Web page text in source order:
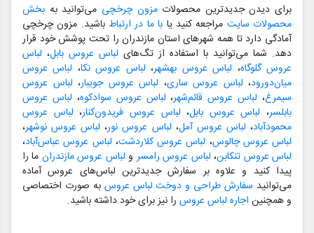
برای دیدن جدیدترین محصولاتمزون چرخچی می‌توانید به بخش
محصولات سایت مراجعه کنید یا با ما در ارتباط باشید. مزون چرخچی
آمادگی دارد تا همه شهرهای استان مازندران را تحت پوشش خود قرار
دهد. شما می‌توانید با استفاده از تگ‌های لباس عروس بابل، لباس
عروس گلوگاه، لباس عروس بهشهر، لباس عروس نکا، لباس عروس
میان‌دورود، لباس عروس ساری، لباس عروس جویبار، لباس عروس
سیمرغ، لباس عروس قائم‌شهر، لباس عروس سوادکوه، لباس عروس
بابلسر، لباس عروس بابل، لباس عروس فریدون‌کنار، لباس عروس
محمودآباد، لباس عروس آمل، لباس عروس نور، لباس عروس نوشهر،
لباس عروس چالوس، لباس عروس کلاردشت، لباس عروس عباس‌آباد،
لباس عروس تنکابن، لباس عروس رامسر و لباس عروس مازندران ما را
پیدا کنید و علاوه بر سفارش جدیدترین لباس‌های عروس آماده
می‌توانید سفارش طراحی و دوخت لباس عروس به صورت اختصاصی
و همچنین اجاره لباس عروس را نیز برای خود داشته باشید.